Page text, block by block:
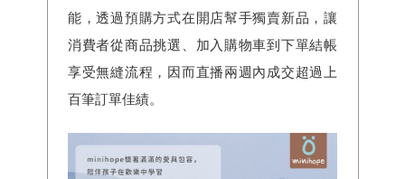
能，透過預購方式在開店幫手獨賣新品，讓
消費者從商品挑選、加入購物車到下單結帳
享受無縫流程，因而直播兩週內成交超過上
百筆訂單佳績。